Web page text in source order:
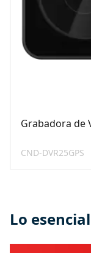
Grabadora de
CND-DVR25GPS
Lo